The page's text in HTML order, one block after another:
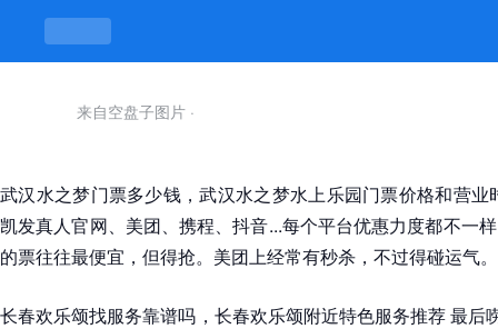
来自空盘子图片 ·
武汉水之梦门票多少钱，武汉水之梦水上乐园门票价格和营
凯发真人官网、美团、携程、抖音...每个平台优惠力度都不一
的票往往最便宜，但得抢。美团上经常有秒杀，不过得碰运气。
长春欢乐颂找服务靠谱吗，长春欢乐颂附近特色服务推荐 最后